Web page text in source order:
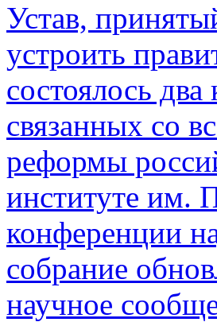
Устав,
устроить
состоялось
связанных со
реформы
институте им.
конференции
собрание
научное